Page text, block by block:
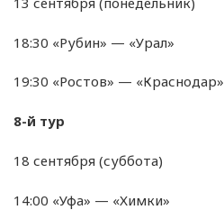
18:30 «Рубин» — «Урал»
19:30 «Ростов» — «Краснодар»
8-й тур
18 сентября (суббота)
14:00 «Уфа» — «Химки»